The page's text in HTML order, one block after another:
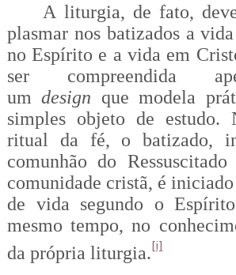
A liturgia, de fato,
plasmar nos batizados a
no Espírito e a vida em
ser compreendida
umdesign que modela
simples objeto de estudo.
ritual da fé, o batizado,
comunhão do
comunidade cristã, é
de vida segundo o
mesmo tempo, no
da própria liturgia.[i]